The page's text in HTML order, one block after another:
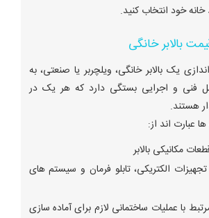
خود انتخاب کنید.
بالابر خانگی
یک بالابر خانگی، ویلچربر یا صنعتی، به
فنی و اجرایی بستگی دارد که هر یک در
هستند.
عبارت اند از:
مکانیکی بالابر
الکتریکی، تابلو فرمان و سیستم های
با عملیات ساختمانی لازم برای آماده سازی